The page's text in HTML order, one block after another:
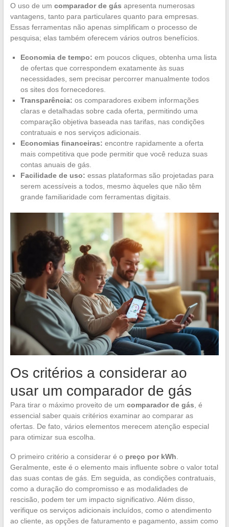
O uso de um comparador de gás apresenta numerosas
vantagens, tanto para particulares quanto para empresas.
Essas ferramentas não apenas simplificam o processo de
pesquisa; elas também oferecem vários outros benefícios.
Economia de tempo: em poucos cliques, obtenha uma lista
de ofertas que correspondem exatamente às suas
necessidades, sem precisar percorrer manualmente todos
os sites dos fornecedores.
Transparência: os comparadores exibem informações
claras e detalhadas sobre cada oferta, permitindo uma
comparação objetiva baseada nas tarifas, nas condições
contratuais e nos serviços adicionais.
Economias financeiras: encontre rapidamente a oferta
mais competitiva que pode permitir que você reduza suas
contas anuais de gás.
Facilidade de uso: essas plataformas são projetadas para
serem acessíveis a todos, mesmo àqueles que não têm
grande familiaridade com ferramentas digitais.
Os critérios a considerar ao
usar um comparador de gás
Para tirar o máximo proveito de um comparador de gás, é
essencial saber quais critérios examinar ao comparar as
ofertas. De fato, vários elementos merecem atenção especial
para otimizar sua escolha.
O primeiro critério a considerar é o preço por kWh.
Geralmente, este é o elemento mais influente sobre o valor total
das suas contas de gás. Em seguida, as condições contratuais,
como a duração do compromisso e as modalidades de
rescisão, podem ter um impacto significativo. Além disso,
verifique os serviços adicionais incluídos, como o atendimento
ao cliente, as opções de faturamento e pagamento, assim como